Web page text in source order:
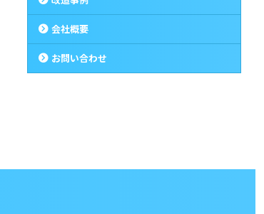
会社概要
お問い合わせ